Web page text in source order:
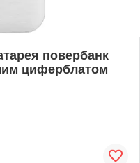
повербанк
циферблатом